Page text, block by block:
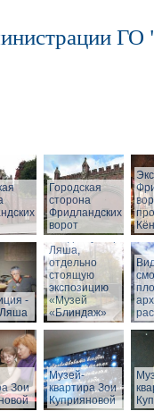
ГО
Городская
сторона
Фридландских
ворот
-
Ляша
Вход в бункер
Ляша,
отдельно
стоящую
экспозицию
«Музей
«Блиндаж»
Зои
Музей-
квартира Зои
Куприяновой